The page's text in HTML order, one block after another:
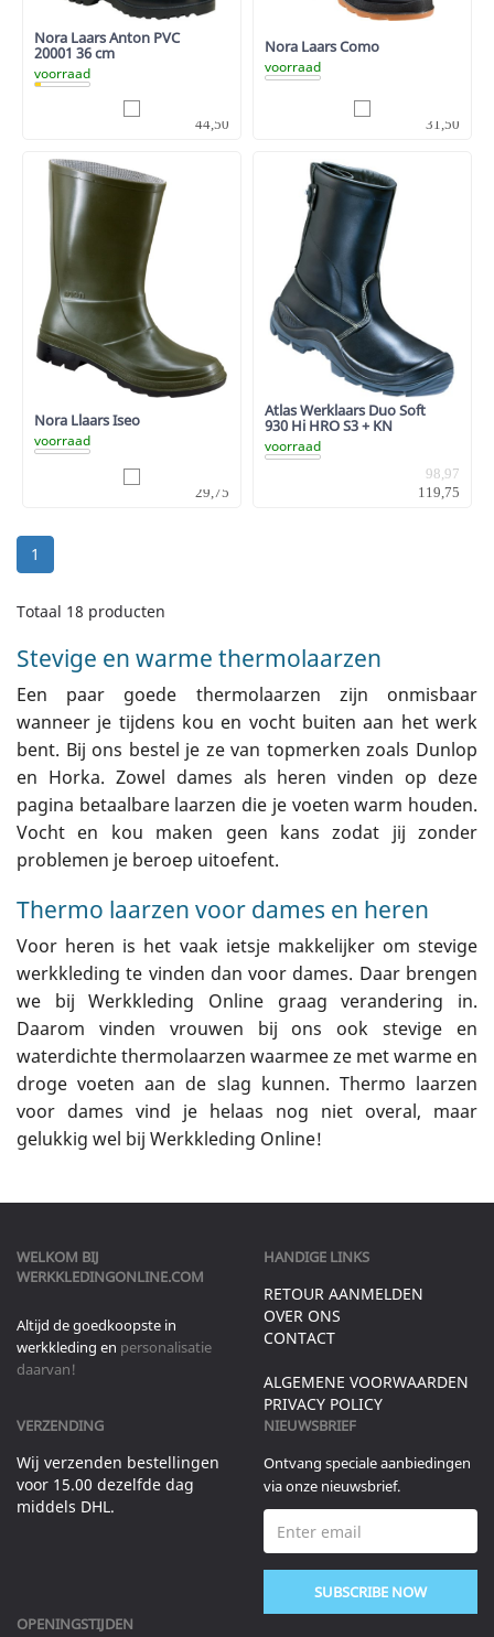
Nora Laars Anton PVC
20001 36 cm
voorraad
44,50
Nora Laars Como
voorraad
31,50
Nora Llaars Iseo
voorraad
29,75
Atlas Werklaars Duo Soft
930 Hi HRO S3 + KN
voorraad
98,97
119,75
1
Totaal 18 producten
Stevige en warme thermolaarzen
Een paar goede thermolaarzen zijn onmisbaar
wanneer je tijdens kou en vocht buiten aan het werk
bent. Bij ons bestel je ze van topmerken zoals Dunlop
en Horka. Zowel dames als heren vinden op deze
pagina betaalbare laarzen die je voeten warm houden.
Vocht en kou maken geen kans zodat jij zonder
problemen je beroep uitoefent.
Thermo laarzen voor dames en heren
Voor heren is het vaak ietsje makkelijker om stevige
werkkleding te vinden dan voor dames. Daar brengen
we bij Werkkleding Online graag verandering in.
Daarom vinden vrouwen bij ons ook stevige en
waterdichte thermolaarzen waarmee ze met warme en
droge voeten aan de slag kunnen. Thermo laarzen
voor dames vind je helaas nog niet overal, maar
gelukkig wel bij Werkkleding Online!
WELKOM BIJ
WERKKLEDINGONLINE.COM
Altijd de goedkoopste in
werkkleding en personalisatie
daarvan!
HANDIGE LINKS
RETOUR AANMELDEN
OVER ONS
CONTACT
ALGEMENE VOORWAARDEN
PRIVACY POLICY
VERZENDING
Wij verzenden bestellingen
voor 15.00 dezelfde dag
middels DHL.
NIEUWSBRIEF
Ontvang speciale aanbiedingen
via onze nieuwsbrief.
SUBSCRIBE NOW
OPENINGSTIJDEN